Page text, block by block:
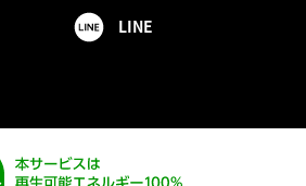
LINE